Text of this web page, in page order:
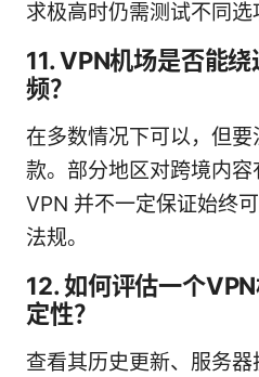
求极高时仍需测试不同选
11. VPN机场是否能
频？
在多数情况下可以，但
款。部分地区对跨境内
VPN 并不一定保证始终
法规。
12. 如何评估一个
定性？
查看其历史更新、服务